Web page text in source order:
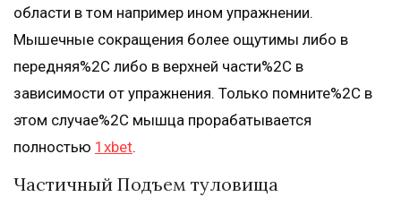
области в том например ином упражнении.
Мышечные сокращения более ощутимы либо в
передняя%2C либо в верхней части%2C в
зависимости от упражнения. Только помните%2C в
этом случае%2C мышца прорабатывается
полностью 1xbet.
Частичный Подъем туловища